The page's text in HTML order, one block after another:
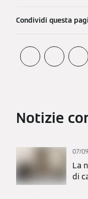
Condividi questa
Notizie
07/
La
di